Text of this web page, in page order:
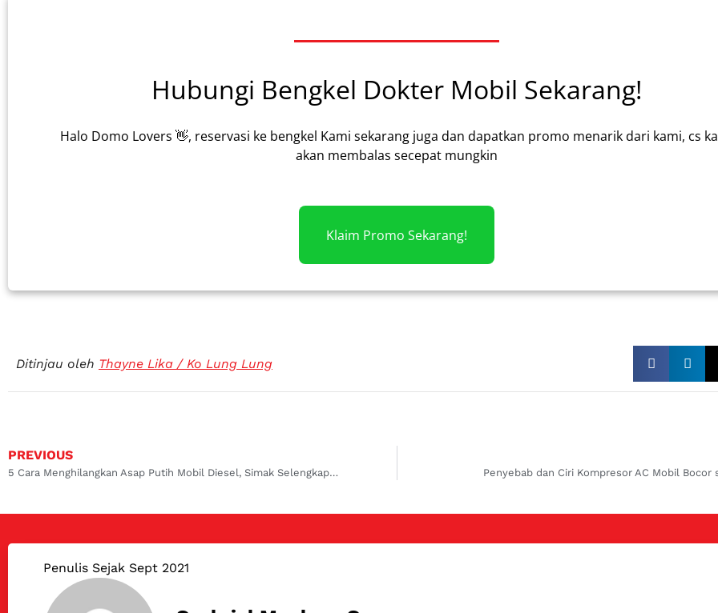
Hubungi Bengkel Dokter Mobil Sekarang!
Halo Domo Lovers 👋, reservasi ke bengkel Kami sekarang juga dan dapatkan promo menarik dari kami, cs
akan membalas secepat mungkin
Klaim Promo Sekarang!
Ditinjau oleh Thayne Lika / Ko Lung Lung
PREVIOUS
5 Cara Menghilangkan Asap Putih Mobil Diesel, Simak Selengkapnya!
Penulis Sejak Sept 2021